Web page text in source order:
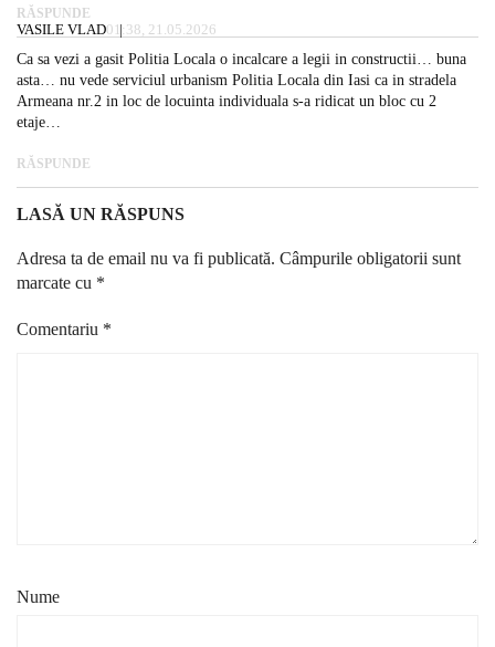
RĂSPUNDE
VASILE VLAD01:38, 21.05.2026
Ca sa vezi a gasit Politia Locala o incalcare a legii in constructii… buna
asta… nu vede serviciul urbanism Politia Locala din Iasi ca in stradela
Armeana nr.2 in loc de locuinta individuala s-a ridicat un bloc cu 2
etaje…
RĂSPUNDE
LASĂ UN RĂSPUNS
Adresa ta de email nu va fi publicată. Câmpurile obligatorii sunt
marcate cu *
Comentariu *
Nume